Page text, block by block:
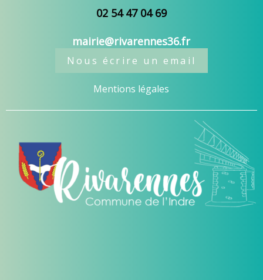
02 54 47 04 69
mairie@rivarennes36.fr
Nous écrire un email
Mentions légales